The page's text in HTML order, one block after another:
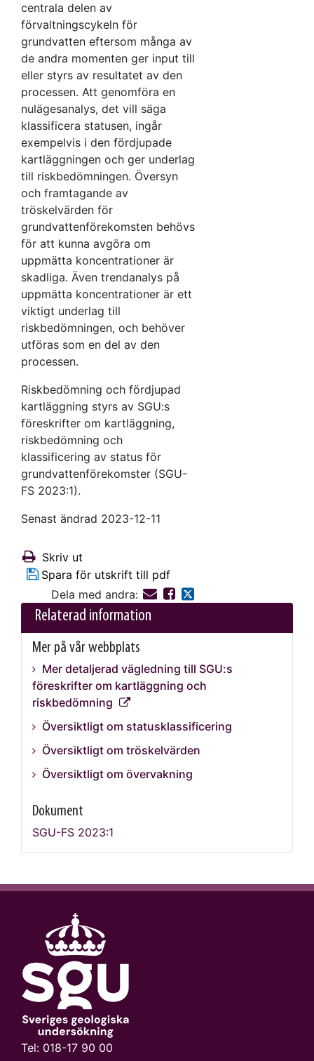
centrala delen av
förvaltningscykeln för
grundvatten eftersom många av
de andra momenten ger input till
eller styrs av resultatet av den
processen. Att genomföra en
nulägesanalys, det vill säga
klassificera statusen, ingår
exempelvis i den fördjupade
kartläggningen och ger underlag
till riskbedömningen. Översyn
och framtagande av
tröskelvärden för
grundvattenförekomsten behövs
för att kunna avgöra om
uppmätta koncentrationer är
skadliga. Även trendanalys på
uppmätta koncentrationer är ett
viktigt underlag till
riskbedömningen, och behöver
utföras som en del av den
processen.
Riskbedömning och fördjupad
kartläggning styrs av SGU:s
föreskrifter om kartläggning,
riskbedömning och
klassificering av status för
grundvattenförekomster (SGU-
FS 2023:1).
Senast ändrad 2023-12-11
Skriv ut
Spara för utskrift till pdf
Dela med andra:
Relaterad information
Mer på vår webbplats
Mer detaljerad vägledning till SGU:s
föreskrifter om kartläggning och
riskbedömning
Översiktligt om statusklassificering
Översiktligt om tröskelvärden
Översiktligt om övervakning
Dokument
SGU-FS 2023:1
Tel: 018-17 90 00